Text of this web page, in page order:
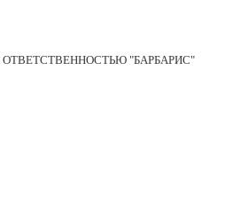
"БАРБАРИС"